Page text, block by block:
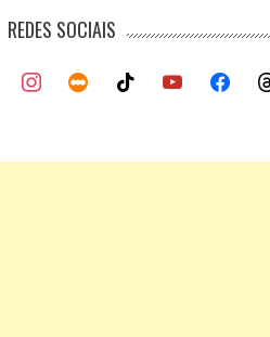
REDES SOCIAIS